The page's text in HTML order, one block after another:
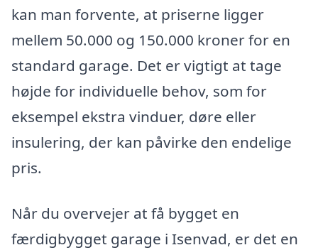
kan man forvente, at priserne ligger
mellem 50.000 og 150.000 kroner for en
standard garage. Det er vigtigt at tage
højde for individuelle behov, som for
eksempel ekstra vinduer, døre eller
insulering, der kan påvirke den endelige
pris.
Når du overvejer at få bygget en
færdigbygget garage i Isenvad, er det en